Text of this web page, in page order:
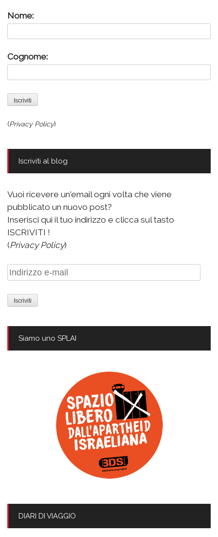
Nome:
Cognome:
(Privacy Policy)
Iscriviti al blog
Vuoi ricevere un'email ogni volta che viene
pubblicato un nuovo post?
Inserisci qui il tuo indirizzo e clicca sul tasto
ISCRIVITI !
(Privacy Policy)
Indirizzo
e-
mail
Siamo uno SPLAI
DIARI DI VIAGGIO